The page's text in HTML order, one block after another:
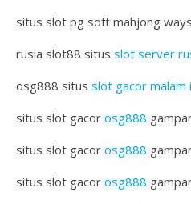
situs slot pg soft mahjong ways
rusia slot88 situs slot server
osg888 situs slot gacor malam
situs slot gacor osg888
situs slot gacor osg888
situs slot gacor osg888